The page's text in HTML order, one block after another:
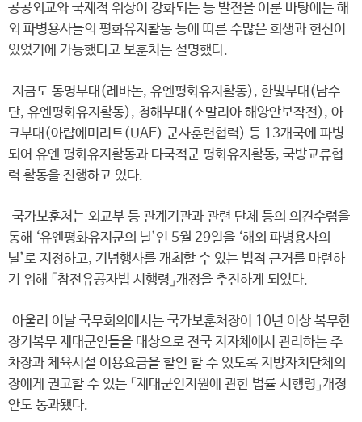
공공외교와 국제적 위상이 강화되는 등 발전을 이룬 바탕에는 해
외 파병용사들의 평화유지활동 등에 따른 수많은 희생과 헌신이
있었기에 가능했다고 보훈처는 설명했다.
지금도 동명부대(레바논, 유엔평화유지활동), 한빛부대(남수
단, 유엔평화유지활동), 청해부대(소말리아 해양안보작전), 아
크부대(아랍에미리트(UAE) 군사훈련협력) 등 13개국에 파병
되어 유엔 평화유지활동과 다국적군 평화유지활동, 국방교류협
력 활동을 진행하고 있다.
국가보훈처는 외교부 등 관계기관과 관련 단체 등의 의견수렴을
통해 ‘유엔평화유지군의 날’인 5월 29일을 ‘해외 파병용사의
날’로 지정하고, 기념행사를 개최할 수 있는 법적 근거를 마련하
기 위해 「참전유공자법 시행령」개정을 추진하게 되었다.
아울러 이날 국무회의에서는 국가보훈처장이 10년 이상 복무한
장기복무 제대군인들을 대상으로 전국 지자체에서 관리하는 주
차장과 체육시설 이용요금을 할인 할 수 있도록 지방자치단체의
장에게 권고할 수 있는 「제대군인지원에 관한 법률 시행령」개정
안도 통과됐다.